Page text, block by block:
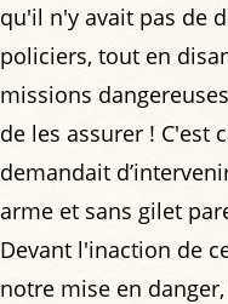
qu'il n'y avait pas de
policiers, tout en
missions
de les assurer ! C'est
demandait
arme et sans gilet
Devant l'inaction de
notre mise en